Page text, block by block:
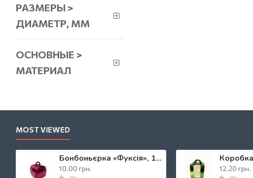
РАЗМЕРЫ >
ДИАМЕТР, ММ
ОСНОВНЫЕ >
МАТЕРИАЛ
MOST VIEWED
Бонбоньєрка «Фуксія», 110*110*110
10.00 грн. 12.20 грн.